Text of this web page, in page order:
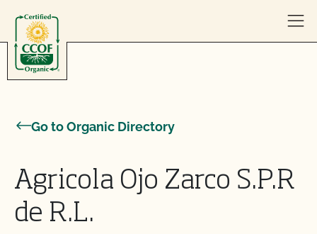
Go to Organic Directory
Agricola Ojo Zarco S.P.R
de R.L.